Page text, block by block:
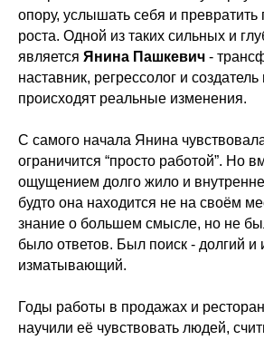
опору, услышать себя и
роста. Одной из таких сильных и
является Янина Пашкевич -
наставник, регрессолог и
происходят реальные изменения.
С самого начала Янина
ограничится “просто работой”. Но
ощущением долго жило и
будто она находится не на своём
знание о большем смысле, но не
было ответов. Был поиск - долгий и
изматывающий.
Годы работы в продажах и
научили её чувствовать людей,